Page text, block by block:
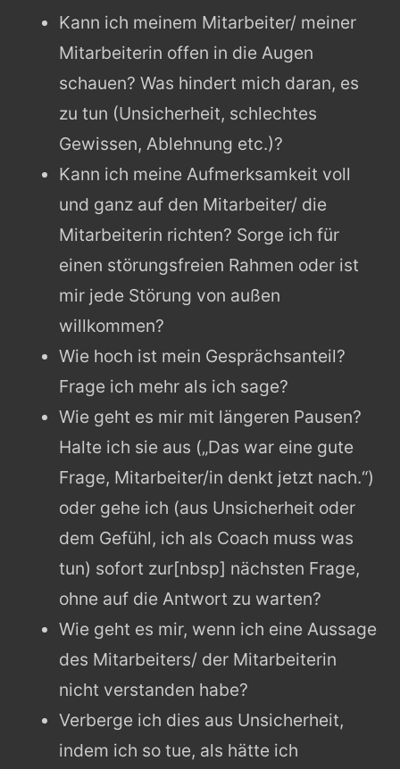
Kann ich meinem Mitarbeiter/ meiner
Mitarbeiterin offen in die Augen
schauen? Was hindert mich daran, es
zu tun (Unsicherheit, schlechtes
Gewissen, Ablehnung etc.)?
Kann ich meine Aufmerksamkeit voll
und ganz auf den Mitarbeiter/ die
Mitarbeiterin richten? Sorge ich für
einen störungsfreien Rahmen oder ist
mir jede Störung von außen
willkommen?
Wie hoch ist mein Gesprächsanteil?
Frage ich mehr als ich sage?
Wie geht es mir mit längeren Pausen?
Halte ich sie aus („Das war eine gute
Frage, Mitarbeiter/in denkt jetzt nach.“)
oder gehe ich (aus Unsicherheit oder
dem Gefühl, ich als Coach muss was
tun) sofort zur[nbsp] nächsten Frage,
ohne auf die Antwort zu warten?
Wie geht es mir, wenn ich eine Aussage
des Mitarbeiters/ der Mitarbeiterin
nicht verstanden habe?
Verberge ich dies aus Unsicherheit,
indem ich so tue, als hätte ich